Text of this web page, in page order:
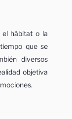
el hábitat o la
que se
diversos
objetiva